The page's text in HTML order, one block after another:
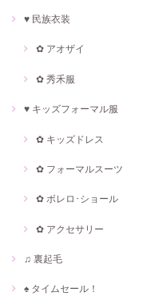
♥ 民族衣装
✿ アオザイ
✿ 秀禾服
♥ キッズフォーマル服
✿ キッズドレス
✿ フォーマルスーツ
✿ ボレロ･ショール
✿ アクセサリー
♫ 裏起毛
♠ タイムセール！